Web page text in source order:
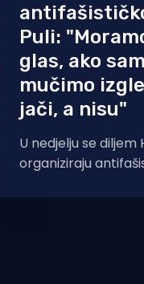
Puli:
glas, ako
mučimo
jači, a nisu"
U nedjelju se diljem
organiziraju
hrvatska grada,